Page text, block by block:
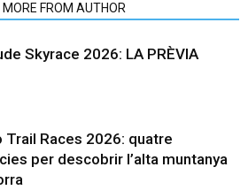
MORE FROM AUTHOR
Skyrace 2026: LA PRÈVIA
Trail Races 2026: quatre
per descobrir l’alta muntanya